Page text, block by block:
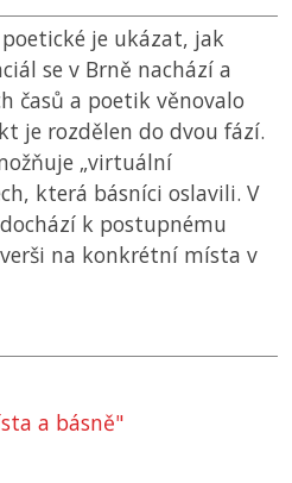
je ukázat, jak
se v Brně nachází a
časů a poetik věnovalo
je rozdělen do dvou fází.
„virtuální
která básníci oslavili. V
k postupnému
na konkrétní místa v
a básně"